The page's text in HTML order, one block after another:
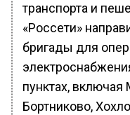
транспорта и
«Россети»
бригады для
пунктах,
Бортниково,